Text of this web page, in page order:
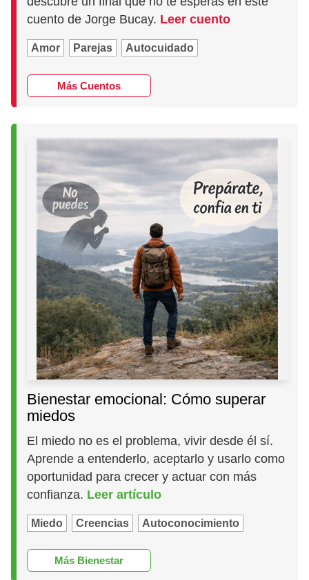
cuento de Jorge Bucay. Leer cuento
Amor Parejas Autocuidado
Más Cuentos
Bienestar emocional: Cómo superar
miedos
El miedo no es el problema, vivir desde él sí.
Aprende a entenderlo, aceptarlo y usarlo como
oportunidad para crecer y actuar con más
confianza. Leer artículo
Miedo Creencias Autoconocimiento
Más Bienestar